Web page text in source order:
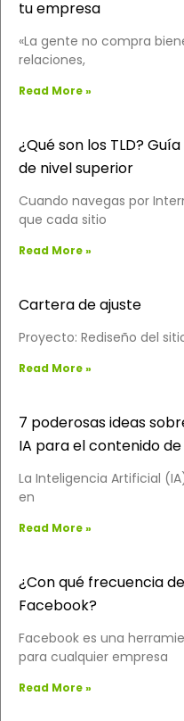
tu empresa
«La gente no compra
relaciones,
Read More »
¿Qué son los TLD?
de nivel superior
Cuando navegas por
que cada sitio
Read More »
Cartera de ajuste
Proyecto: Rediseño del
Read More »
7 poderosas ideas
IA para el contenido
La Inteligencia Artificial
en
Read More »
¿Con qué frecuencia
Facebook?
Facebook es una
para cualquier empresa
Read More »